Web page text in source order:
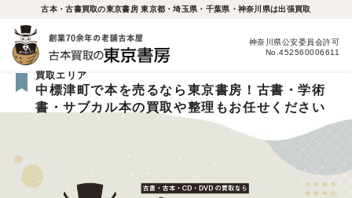
古本・古書買取の東京書房 東京都・埼玉県・千葉県・神奈川県は出張買取
神奈川県公安委員会許可
No.452560006611
買取エリア
中標津町で本を売るなら東京書房！古書・学術
書・サブカル本の買取や整理もお任せください